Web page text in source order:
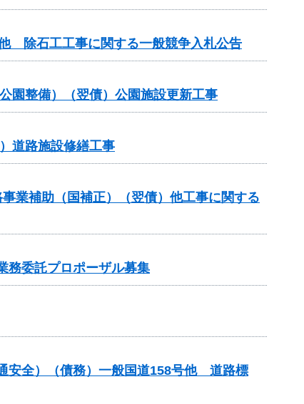
除石工工事に関する一般競争入札公告
園整備）（翌債）公園施設更新工事
道路施設修繕工事
業補助（国補正）（翌債）他工事に関する
務委託プロポーザル募集
安全）（債務）一般国道158号他 道路標